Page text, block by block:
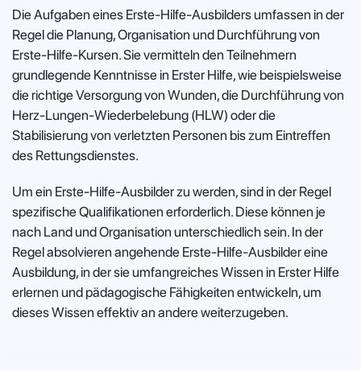
Die Aufgaben eines Erste-Hilfe-Ausbilders umfassen in der
Regel die Planung, Organisation und Durchführung von
Erste-Hilfe-Kursen. Sie vermitteln den Teilnehmern
grundlegende Kenntnisse in Erster Hilfe, wie beispielsweise
die richtige Versorgung von Wunden, die Durchführung von
Herz-Lungen-Wiederbelebung (HLW) oder die
Stabilisierung von verletzten Personen bis zum Eintreffen
des Rettungsdienstes.
Um ein Erste-Hilfe-Ausbilder zu werden, sind in der Regel
spezifische Qualifikationen erforderlich. Diese können je
nach Land und Organisation unterschiedlich sein. In der
Regel absolvieren angehende Erste-Hilfe-Ausbilder eine
Ausbildung, in der sie umfangreiches Wissen in Erster Hilfe
erlernen und pädagogische Fähigkeiten entwickeln, um
dieses Wissen effektiv an andere weiterzugeben.